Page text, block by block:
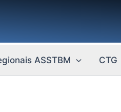
ASSTBM CTG